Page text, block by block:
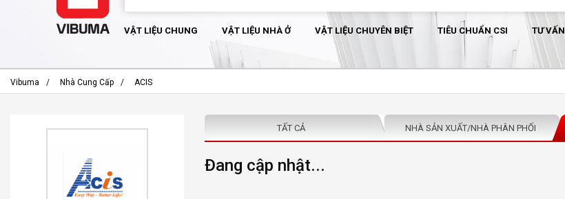
VẬT LIỆU CHUNG VẬT LIỆU NHÀ Ở VẬT LIỆU CHUYÊN BIỆT TIÊU CHUẨN CSI TƯ VẤN
Vibuma Nhà Cung Cấp ACIS
TẤT CẢ NHÀ SẢN XUẤT/NHÀ PHÂN PHỐI
Đang cập nhật...